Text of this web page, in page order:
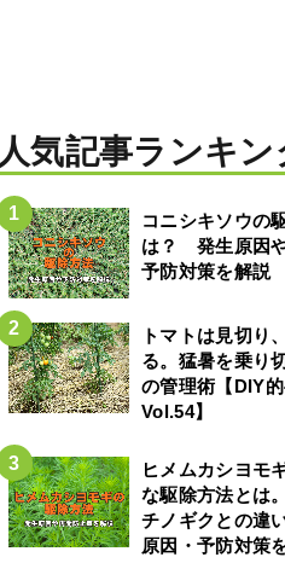
人気記事ランキン
コニシキソウの
は？ 発生原因
予防対策を解説
トマトは見切り
る。猛暑を乗り
の管理術【DIY
Vol.54】
ヒメムカシヨモ
な駆除方法とは
チノギクとの違
原因・予防対策